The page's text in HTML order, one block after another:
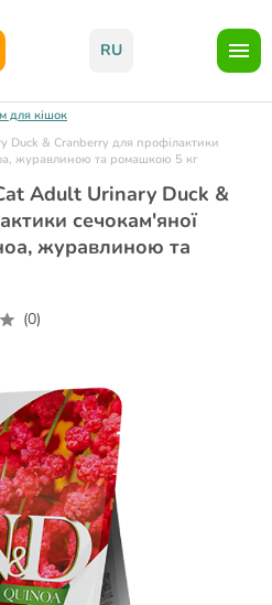
RU
для кішок
Duck & Cranberry для профілактики
журавлиною та ромашкою 5 кг
Adult Urinary Duck &
сечокам'яної
журавлиною та
(0)